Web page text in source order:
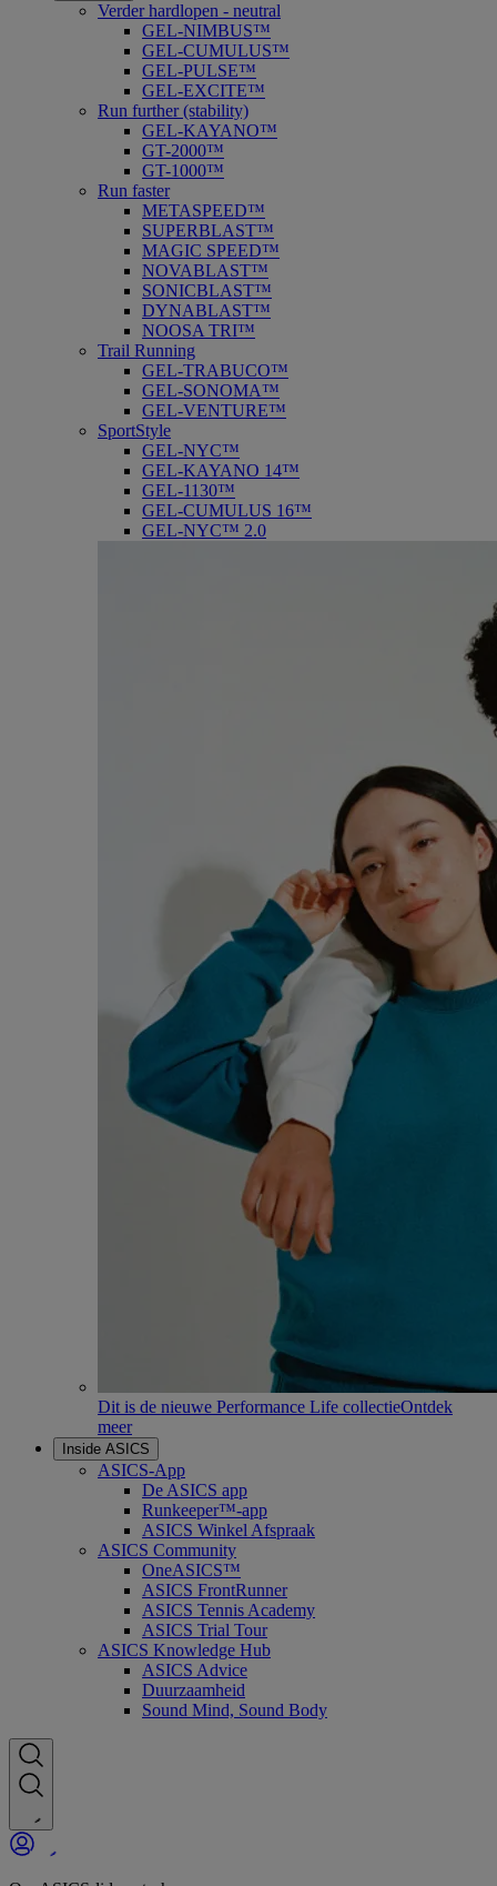
Verder hardlopen - neutral
GEL-NIMBUS™
GEL-CUMULUS™
GEL-PULSE™
GEL-EXCITE™
Run further (stability)
GEL-KAYANO™
GT-2000™
GT-1000™
Run faster
METASPEED™
SUPERBLAST™
MAGIC SPEED™
NOVABLAST™
SONICBLAST™
DYNABLAST™
NOOSA TRI™
Trail Running
GEL-TRABUCO™
GEL-SONOMA™
GEL-VENTURE™
SportStyle
GEL-NYC™
GEL-KAYANO 14™
GEL-1130™
GEL-CUMULUS 16™
GEL-NYC™ 2.0
Dit is de nieuwe Performance Life collectieOntdek
meer
Inside ASICS
ASICS-App
De ASICS app
Runkeeper™-app
ASICS Winkel Afspraak
ASICS Community
OneASICS™
ASICS FrontRunner
ASICS Tennis Academy
ASICS Trial Tour
ASICS Knowledge Hub
ASICS Advice
Duurzaamheid
Sound Mind, Sound Body